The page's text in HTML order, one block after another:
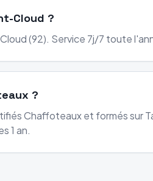
Cloud ?
(92). Service 7j/7 toute
?
Chaffoteaux et formés sur
1 an.